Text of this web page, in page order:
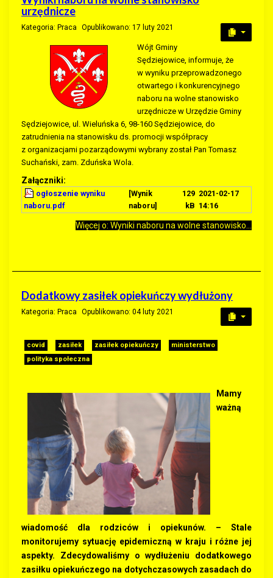
urzędnicze
Kategoria: Praca Opublikowano: 17 luty 2021
Wójt Gminy
Sędziejowice, informuje, że
w wyniku przeprowadzonego
otwartego i konkurencyjnego
naboru na wolne stanowisko
urzędnicze w Urzędzie Gminy
Sędziejowice, ul. Wieluńska 6, 98-160 Sędziejowice, do
zatrudnienia na stanowisku ds. promocji współpracy
z organizacjami pozarządowymi wybrany został Pan Tomasz
Suchański, zam. Zduńska Wola.
Załączniki:
ogłoszenie wyniku
naboru.pdf
[Wynik
naboru]
129
kB
2021-02-17
14:16
Więcej o: Wyniki naboru na wolne stanowisko...
Dodatkowy zasiłek opiekuńczy wydłużony
Kategoria: Praca Opublikowano: 04 luty 2021
covid zasiłek zasiłek opiekuńczy
ministerstwo
polityka społeczna
Mamy
ważną
wiadomość dla rodziców i opiekunów. – Stale
monitorujemy sytuację epidemiczną w kraju i różne jej
aspekty. Zdecydowaliśmy o wydłużeniu dodatkowego
zasiłku opiekuńczego na dotychczasowych zasadach do